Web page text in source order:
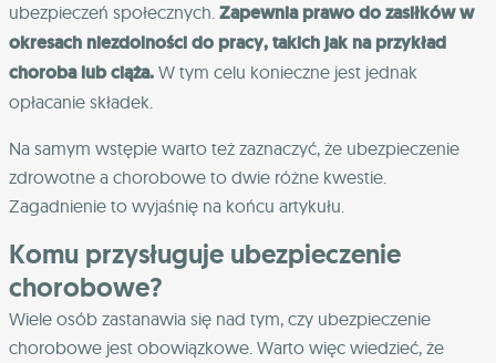
ubezpieczeń społecznych. Zapewnia prawo do zasiłków w
okresach niezdolności do pracy, takich jak na przykład
choroba lub ciąża. W tym celu konieczne jest jednak
opłacanie składek.
Na samym wstępie warto też zaznaczyć, że ubezpieczenie
zdrowotne a chorobowe to dwie różne kwestie.
Zagadnienie to wyjaśnię na końcu artykułu.
Komu przysługuje ubezpieczenie
chorobowe?
Wiele osób zastanawia się nad tym, czy ubezpieczenie
chorobowe jest obowiązkowe. Warto więc wiedzieć, że